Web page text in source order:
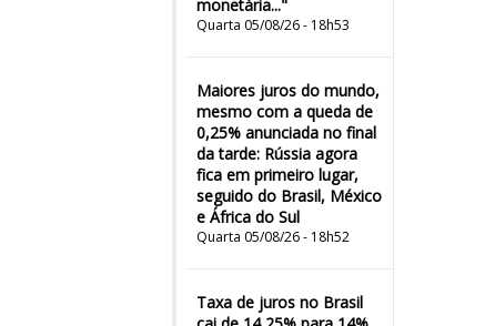
monetária..."
Quarta 05/08/26 - 18h53
Maiores juros do mundo,
mesmo com a queda de
0,25% anunciada no final
da tarde: Rússia agora
fica em primeiro lugar,
seguido do Brasil, México
e África do Sul
Quarta 05/08/26 - 18h52
Taxa de juros no Brasil